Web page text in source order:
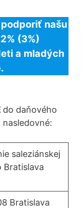
našu
(3%)
a mladých
do daňového
nasledovné:
saleziánskej
Bratislava
Bratislava